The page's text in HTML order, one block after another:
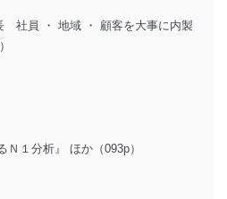
員 ・ 地域 ・ 顧客を大事に内製
１分析』 ほか（093p）